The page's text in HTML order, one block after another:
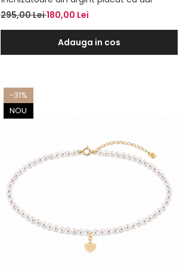
295,00 Lei180,00 Lei
Adauga in cos
-31%
NOU